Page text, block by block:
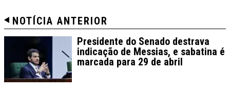
NOTÍCIA ANTERIOR
Presidente do Senado destrava
indicação de Messias, e sabatina é
marcada para 29 de abril